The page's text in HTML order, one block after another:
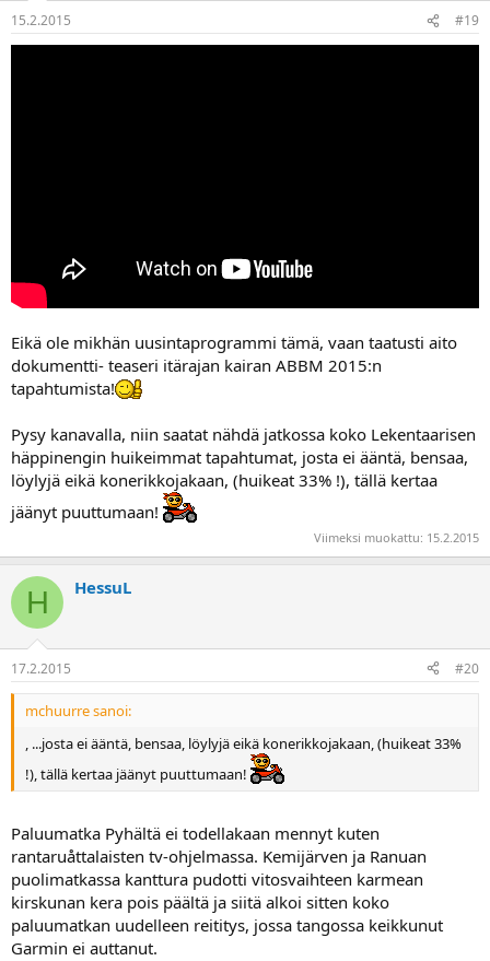
15.2.2015 #19
Eikä ole mikhän uusintaprogrammi tämä, vaan taatusti aito
dokumentti- teaseri itärajan kairan ABBM 2015:n
tapahtumista!
Pysy kanavalla, niin saatat nähdä jatkossa koko Lekentaarisen
häppinengin huikeimmat tapahtumat, josta ei ääntä, bensaa,
löylyjä eikä konerikkojakaan, (huikeat 33% !), tällä kertaa
jäänyt puuttumaan!
Viimeksi muokattu: 15.2.2015
H HessuL
17.2.2015 #20
mchuurre sanoi:
, ...josta ei ääntä, bensaa, löylyjä eikä konerikkojakaan, (huikeat 33%
!), tällä kertaa jäänyt puuttumaan!
Paluumatka Pyhältä ei todellakaan mennyt kuten
rantaruåttalaisten tv-ohjelmassa. Kemijärven ja Ranuan
puolimatkassa kanttura pudotti vitosvaihteen karmean
kirskunan kera pois päältä ja siitä alkoi sitten koko
paluumatkan uudelleen reititys, jossa tangossa keikkunut
Garmin ei auttanut.